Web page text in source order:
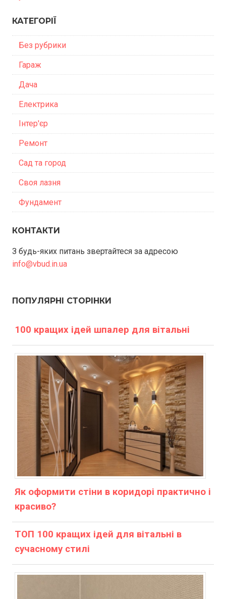
КАТЕГОРІЇ
Без рубрики
Гараж
Дача
Електрика
Інтер'єр
Ремонт
Сад та город
Своя лазня
Фундамент
КОНТАКТИ
З будь-яких питань звертайтеся за адресою
info@vbud.in.ua
ПОПУЛЯРНІ СТОРІНКИ
100 кращих ідей шпалер для вітальні
Як оформити стіни в коридорі практично і
красиво?
ТОП 100 кращих ідей для вітальні в
сучасному стилі